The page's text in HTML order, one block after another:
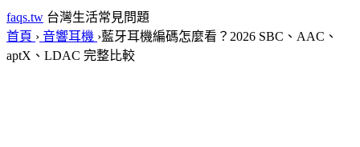
faqs.tw 台灣生活常見問題
首頁 › 音響耳機 ›藍牙耳機編碼怎麼看？2026 SBC、AAC、
aptX、LDAC 完整比較